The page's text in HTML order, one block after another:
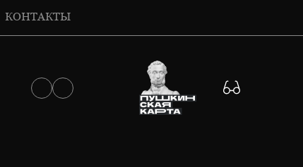
КОНТАКТЫ